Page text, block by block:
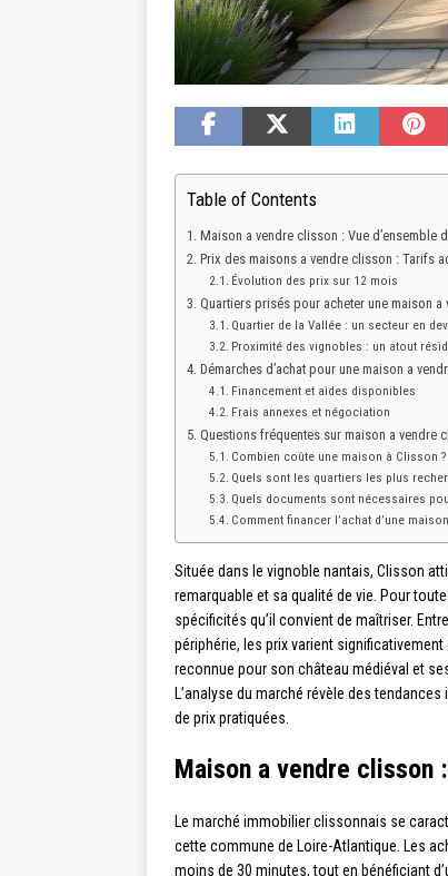
Table of Contents
Maison a vendre clisson : Vue d’ensemble
Prix des maisons a vendre clisson : Tarifs
Évolution des prix sur 12 mois
Quartiers prisés pour acheter une maison a
Quartier de la Vallée : un secteur en
Proximité des vignobles : un atout
Démarches d’achat pour une maison a
Financement et aides disponibles
Frais annexes et négociation
Questions fréquentes sur maison a vendre
Combien coûte une maison à Clisson ?
Quels sont les quartiers les plus
Quels documents sont nécessaires
Comment financer l’achat d’une
Située dans le vignoble nantais, Clisson
remarquable et sa qualité de vie. Pour toute
spécificités qu’il convient de maîtriser.
périphérie, les prix varient
reconnue pour son château médiéval et
L’analyse du marché révèle des
de prix pratiquées.
Maison a vendre clisson
Le marché immobilier clissonnais se
cette commune de Loire-Atlantique. Les
moins de 30 minutes, tout en bénéficiant